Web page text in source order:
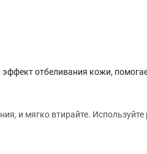
отбеливания кожи,
и мягко втирайте. Используйте